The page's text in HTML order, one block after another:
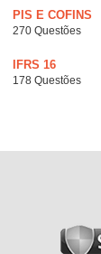
PIS E COFINS
270 Questões
IFRS 16
178 Questões